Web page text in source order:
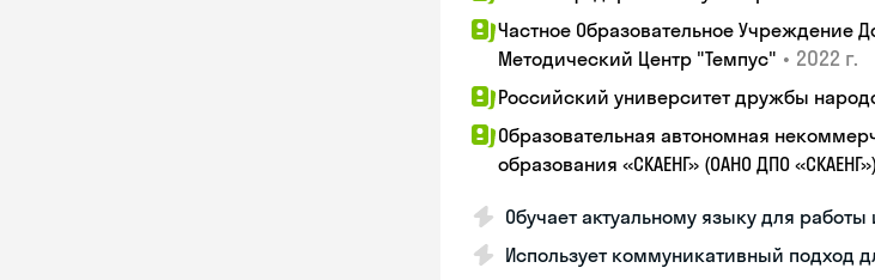
Частное Образовательное Учреждение
Методический Центр "Темпус" • 2022 г.
Российский университет дружбы
Образовательная автономная
образования «СКАЕНГ» (ОАНО ДПО «СКАЕНГ»)
Обучает актуальному языку для работы
Использует коммуникативный подход